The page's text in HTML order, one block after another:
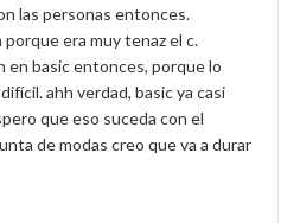
las personas entonces.
era muy tenaz el c.
en basic entonces, porque lo
ahh verdad, basic ya casi
que eso suceda con el
de modas creo que va a durar